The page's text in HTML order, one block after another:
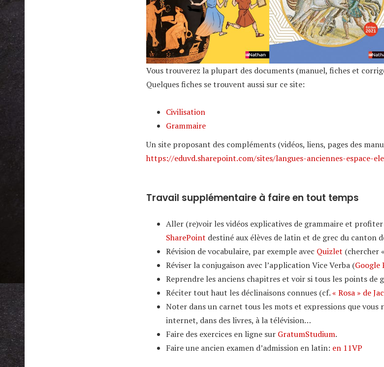
Vous trouverez la plupart des documents (manuel, fiches et
Quelques fiches se trouvent aussi sur ce site:
Civilisation
Grammaire
Un site proposant des compléments (vidéos, liens, pages des
https://eduvd.sharepoint.com/sites/langues-anciennes-espace-
Travail supplémentaire à faire en tout temps
Aller (re)voir les vidéos explicatives de grammaire et profiter
SharePoint destiné aux élèves de latin et de grec du canton
Révision de vocabulaire, par exemple avec Quizlet (chercher
Réviser la conjugaison avec l’application Vice Verba (Google
Reprendre les anciens chapitres et voir si tous les points de
Réciter tout haut les déclinaisons connues (cf.« Rosa » de
Noter dans un carnet tous les mots et expressions que
internet, dans des livres, à la télévision…
Faire des exercices en ligne sur GratumStudium.
Faire une ancien examen d’admission en latin: en 11VP